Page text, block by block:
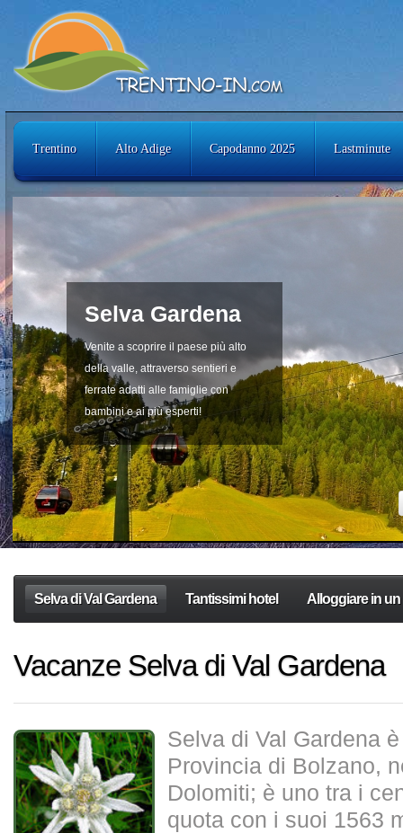
Trentino Alto Adige Capodanno 2025 Lastminute
Selva Gardena
Venite a scoprire il paese più alto
della valle, attraverso sentieri e
ferrate adatti alle famiglie con
bambini e ai più esperti!
Selva di Val Gardena Tantissimi hotel Alloggiare in
Vacanze Selva di Val Gardena
Selva di Val Gardena
Provincia di Bolzano,
Dolomiti; è uno tra i
quota con i suoi 1563